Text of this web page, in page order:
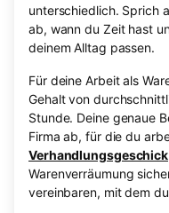
unterschiedlich. Sprich
ab, wann du Zeit hast
deinem Alltag passen.
Für deine Arbeit als
Gehalt von
Stunde. Deine genaue
Firma ab, für die du
Verhandlungsgeschick
Warenverräumung
vereinbaren, mit dem